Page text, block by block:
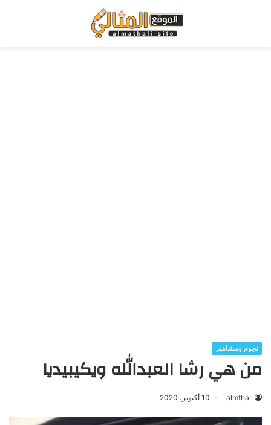
نجوم ومشاهير
من هي رشا العبدالله ويكيبيديا
almthali 10 أكتوبر، 2020